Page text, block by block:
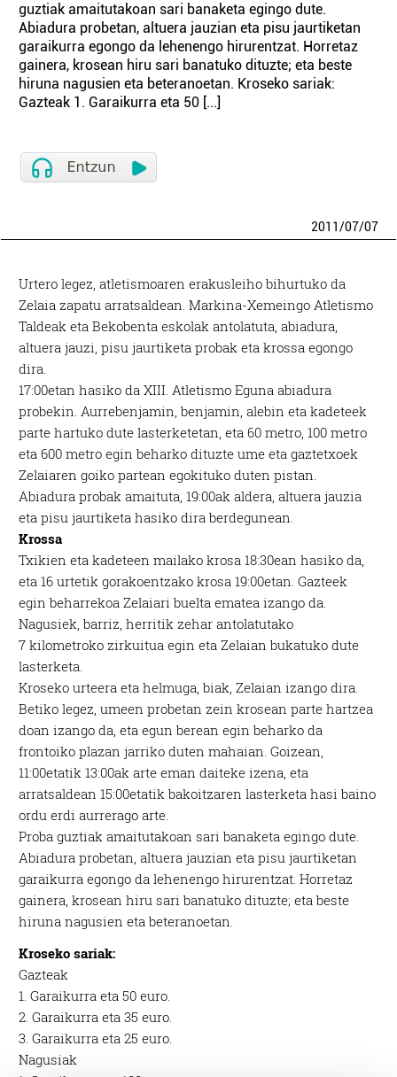
guztiak amaitutakoan sari banaketa egingo dute.
Abiadura probetan, altuera jauzian eta pisu jaurtiketan
garaikurra egongo da lehenengo hirurentzat. Horretaz
gainera, krosean hiru sari banatuko dituzte; eta beste
hiruna nagusien eta beteranoetan. Kroseko sariak:
Gazteak 1. Garaikurra eta 50 [...]
2011/07/07
Urtero legez, atletismoaren erakusleiho bihurtuko da
Zelaia zapatu arratsaldean. Markina-Xemeingo Atletismo
Taldeak eta Bekobenta eskolak antolatuta, abiadura,
altuera jauzi, pisu jaurtiketa probak eta krossa egongo
dira.
17:00etan hasiko da XIII. Atletismo Eguna abiadura
probekin. Aurrebenjamin, benjamin, alebin eta kadeteek
parte hartuko dute lasterketetan, eta 60 metro, 100 metro
eta 600 metro egin beharko dituzte ume eta gaztetxoek
Zelaiaren goiko partean egokituko duten pistan.
Abiadura probak amaituta, 19:00ak aldera, altuera jauzia
eta pisu jaurtiketa hasiko dira berdegunean.
Krossa
Txikien eta kadeteen mailako krosa 18:30ean hasiko da,
eta 16 urtetik gorakoentzako krosa 19:00etan. Gazteek
egin beharrekoa Zelaiari buelta ematea izango da.
Nagusiek, barriz, herritik zehar antolatutako
7 kilometroko zirkuitua egin eta Zelaian bukatuko dute
lasterketa.
Kroseko urteera eta helmuga, biak, Zelaian izango dira.
Betiko legez, umeen probetan zein krosean parte hartzea
doan izango da, eta egun berean egin beharko da
frontoiko plazan jarriko duten mahaian. Goizean,
11:00etatik 13:00ak arte eman daiteke izena, eta
arratsaldean 15:00etatik bakoitzaren lasterketa hasi baino
ordu erdi aurrerago arte.
Proba guztiak amaitutakoan sari banaketa egingo dute.
Abiadura probetan, altuera jauzian eta pisu jaurtiketan
garaikurra egongo da lehenengo hirurentzat. Horretaz
gainera, krosean hiru sari banatuko dituzte; eta beste
hiruna nagusien eta beteranoetan.
Kroseko sariak:
Gazteak
1. Garaikurra eta 50 euro.
2. Garaikurra eta 35 euro.
3. Garaikurra eta 25 euro.
Nagusiak